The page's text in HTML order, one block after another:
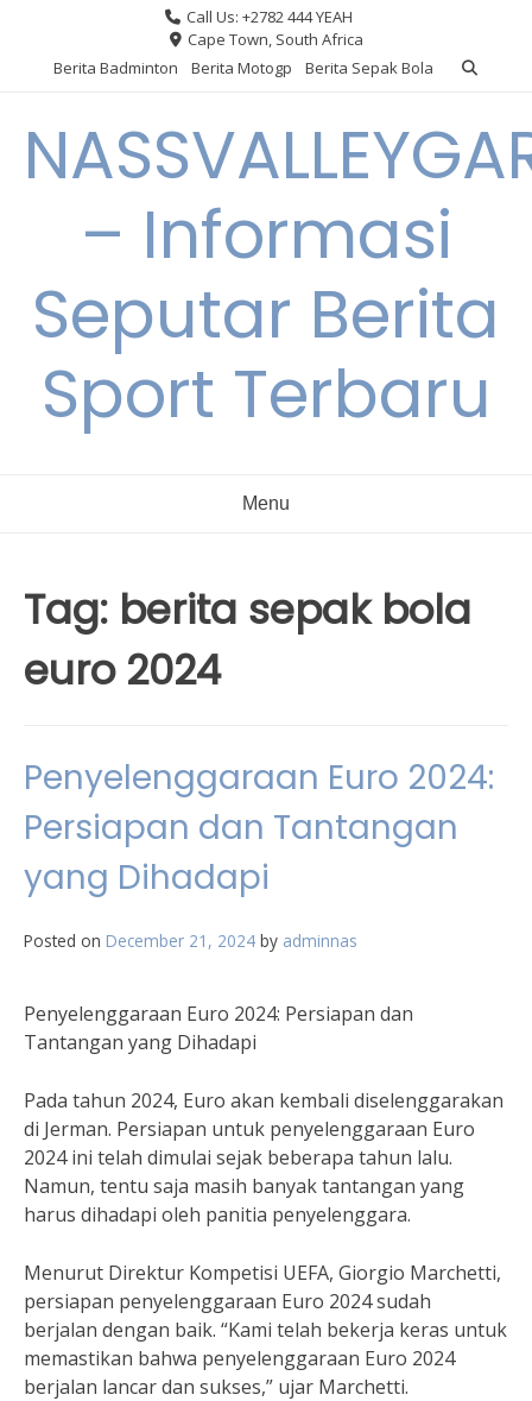
content
Call Us: +2782 444 YEAH
Cape Town, South Africa
Berita Badminton
Berita Motogp Berita Sepak Bola
– Informasi
Seputar Berita
Sport Terbaru
Menu
Tag: berita sepak bola
euro 2024
Penyelenggaraan Euro 2024:
Persiapan dan Tantangan
yang Dihadapi
Posted on December 21, 2024 by adminnas
Penyelenggaraan Euro 2024: Persiapan dan
Tantangan yang Dihadapi
Pada tahun 2024, Euro akan kembali diselenggarakan
di Jerman. Persiapan untuk penyelenggaraan Euro
2024 ini telah dimulai sejak beberapa tahun lalu.
Namun, tentu saja masih banyak tantangan yang
harus dihadapi oleh panitia penyelenggara.
Menurut Direktur Kompetisi UEFA, Giorgio Marchetti,
persiapan penyelenggaraan Euro 2024 sudah
berjalan dengan baik. “Kami telah bekerja keras untuk
memastikan bahwa penyelenggaraan Euro 2024
berjalan lancar dan sukses,” ujar Marchetti.